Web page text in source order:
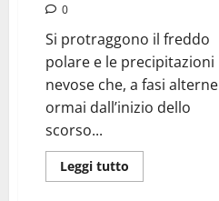
0
Si protraggono il freddo
polare e le precipitazioni
nevose che, a fasi alterne
ormai dall’inizio dello
scorso...
Leggi tutto